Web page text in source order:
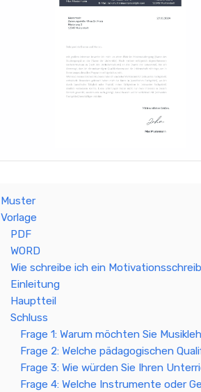
Muster
Vorlage
PDF
WORD
Wie schreibe ich ein
Einleitung
Hauptteil
Schluss
Frage 1: Warum möchten Sie
Frage 2: Welche pädagogischen
Frage 3: Wie würden Sie Ihren
Frage 4: Welche Instrumente oder